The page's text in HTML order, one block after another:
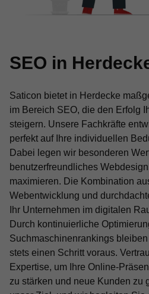
SEO in
Saticon bietet in Herdecke
im Bereich SEO, die den Erfolg
steigern. Unsere Fachkräfte
perfekt auf Ihre individuellen
Dabei legen wir besonderen
benutzerfreundliches
maximieren. Die Kombination
Webentwicklung und
Ihr Unternehmen im digitalen
Durch kontinuierliche
Suchmaschinenrankings
stets einen Schritt voraus.
Expertise, um Ihre Online-
zu stärken und neue Kunden zu